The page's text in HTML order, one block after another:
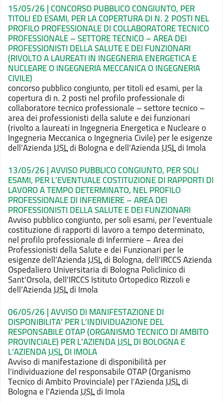
15/05/26 | CONCORSO PUBBLICO CONGIUNTO, PER
TITOLI ED ESAMI, PER LA COPERTURA DI N. 2 POSTI NEL
PROFILO PROFESSIONALE DI COLLABORATORE TECNICO
PROFESSIONALE – SETTORE TECNICO – AREA DEI
PROFESSIONISTI DELLA SALUTE E DEI FUNZIONARI
(RIVOLTO A LAUREATI IN INGEGNERIA ENERGETICA E
NUCLEARE O INGEGNERIA MECCANICA O INGEGNERIA
CIVILE)
concorso pubblico congiunto, per titoli ed esami, per la
copertura di n. 2 posti nel profilo professionale di
collaboratore tecnicoprofessionale – settore tecnico –
area dei professionisti della salute e deifunzionari
(rivolto a laureati in Ingegneria Energetica e Nucleare o
IngegneriaMeccanica o Ingegneria Civile) per le esigenze
dell’AziendaUSLdi Bologna edell’AziendaUSLdi Imola
13/05/26 | AVVISO PUBBLICO CONGIUNTO, PER SOLI
ESAMI, PER L’EVENTUALE COSTITUZIONE DI RAPPORTI DI
LAVORO A TEMPO DETERMINATO, NEL PROFILO
PROFESSIONALE DI INFERMIERE – AREA DEI
PROFESSIONISTI DELLA SALUTE E DEI FUNZIONARI
Avviso pubblico congiunto, persoli esami, per l’eventuale
costituzione di rapporti di lavoro a tempodeterminato,
nel profilo professionale di Infermiere – Area dei
Professionistidella Salute e dei Funzionari per le
esigenze dell’AziendaUSLdi Bologna,dell’IRCCS Azienda
Ospedaliero Universitaria di Bologna Policlinico di
Sant’Orsola,dell’IRCCS Istituto Ortopedico Rizzoli e
dell’AziendaUSLdi Imola
06/05/26 | AVVISO DI MANIFESTAZIONE DI
DISPONIBILITA’ PER L’INDIVIDUAZIONE DEL
RESPONSABILE OTAP (ORGANISMO TECNICO DI AMBITO
PROVINCIALE) PER L’AZIENDAUSLDI BOLOGNA E
L’AZIENDAUSLDI IMOLA
Avviso di manifestazione di disponibilità per
l’individuazione delresponsabile OTAP (Organismo
Tecnico di Ambito Provinciale) per l’AziendaUSLdi
Bologna e l’AziendaUSLdi Imola